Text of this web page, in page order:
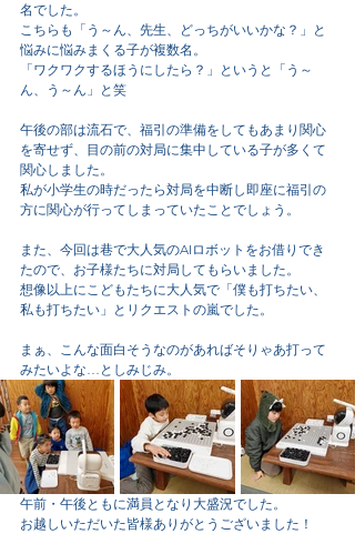
名でした。
こちらも「う～ん、先生、どっちがいいかな？」と
悩みに悩みまくる子が複数名。
「ワクワクするほうにしたら？」というと「う～
ん、う～ん」と笑
午後の部は流石で、福引の準備をしてもあまり関心
を寄せず、目の前の対局に集中している子が多くて
関心しました。
私が小学生の時だったら対局を中断し即座に福引の
方に関心が行ってしまっていたことでしょう。
また、今回は巷で大人気のAIロボットをお借りでき
たので、お子様たちに対局してもらいました。
想像以上にこどもたちに大人気で「僕も打ちたい、
私も打ちたい」とリクエストの嵐でした。
まぁ、こんな面白そうなのがあればそりゃあ打って
みたいよな…としみじみ。
午前・午後ともに満員となり大盛況でした。
お越しいただいた皆様ありがとうございました！